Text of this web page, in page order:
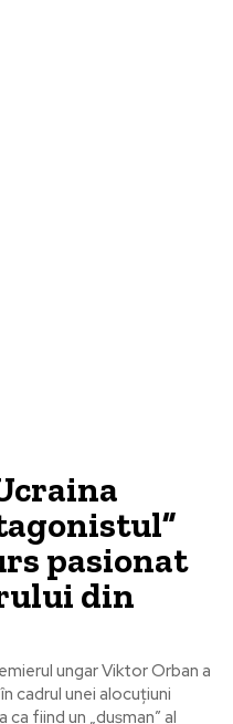
pasionat
din
ungar Viktor Orban a
cadrul unei alocuțiuni
fiind un „dușman” al